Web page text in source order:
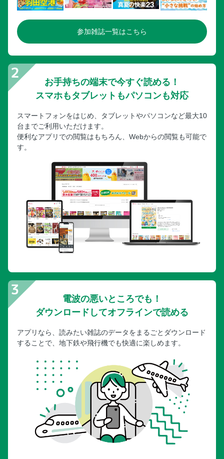
参加雑誌一覧はこちら
お手持ちの端末で今すぐ読める！
スマホもタブレットもパソコンも対応
スマートフォンをはじめ、タブレットやパソコンなど最大10
台までご利用いただけます。
便利なアプリでの閲覧はもちろん、Webからの閲覧も可能で
す。
電波の悪いところでも！
ダウンロードしてオフラインで読める
アプリなら、読みたい雑誌のデータをまるごとダウンロード
することで、地下鉄や飛行機でも快適に楽しめます。